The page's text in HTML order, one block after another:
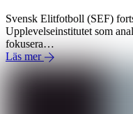
Svensk Elitfotboll (SEF)
Upplevelseinstitutet som
fokusera…
Läs mer